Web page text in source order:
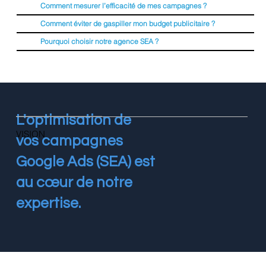
Comment mesurer l’efficacité de mes campagnes ?
Comment éviter de gaspiller mon budget publicitaire ?
Pourquoi choisir notre agence SEA ?
VISION
L'optimisation de
vos campagnes
Google Ads (SEA) est
au cœur de notre
expertise.